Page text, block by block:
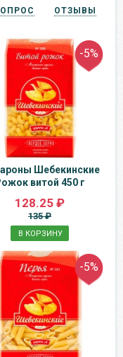
ОТЗЫВЫ
-5%
Шебекинские
витой 450 г
128.25 ₽
135 ₽
В КОРЗИНУ
-5%